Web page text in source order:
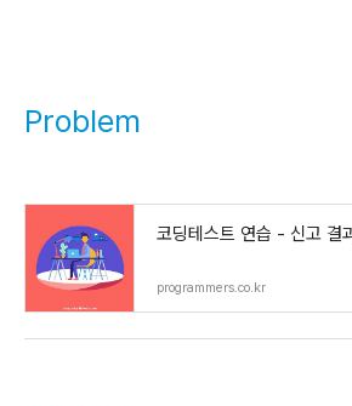
Problem
코딩테스트 연습 - 신고 결
programmers.co.kr